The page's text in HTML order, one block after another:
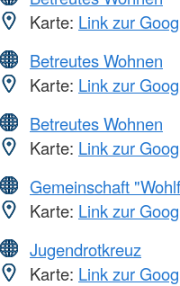
Karte: Link zur
Betreutes Wohnen
Karte: Link zur
Betreutes Wohnen
Karte: Link zur
Gemeinschaft
Karte: Link zur
Jugendrotkreuz
Karte: Link zur